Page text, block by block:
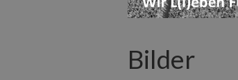
Bilder